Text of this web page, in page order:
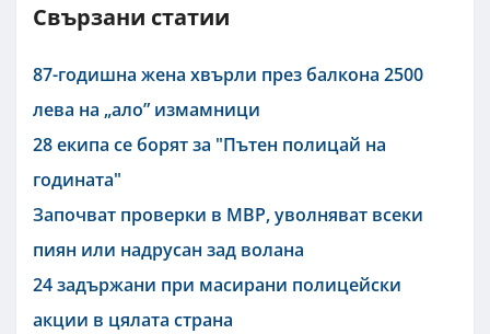
Свързани статии
87-годишна жена хвърли през балкона 2500
лева на „ало” измамници
28 екипа се борят за "Пътен полицай на
годината"
Започват проверки в МВР, уволняват всеки
пиян или надрусан зад волана
24 задържани при масирани полицейски
акции в цялата страна